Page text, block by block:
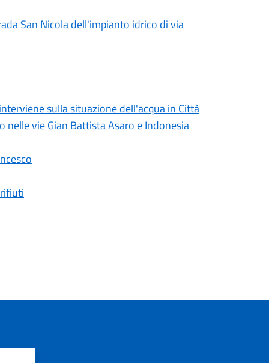
San Nicola dell'impianto idrico di via
sulla situazione dell'acqua in Città
vie Gian Battista Asaro e Indonesia